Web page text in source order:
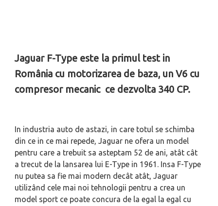
Jaguar F-Type este la primul test in
România cu motorizarea de baza, un V6 cu
compresor mecanic ce dezvolta 340 CP.
In industria auto de astazi, in care totul se schimba
din ce in ce mai repede, Jaguar ne ofera un model
pentru care a trebuit sa asteptam 52 de ani, atât cât
a trecut de la lansarea lui E-Type in 1961. Insa F-Type
nu putea sa fie mai modern decât atât, Jaguar
utilizând cele mai noi tehnologii pentru a crea un
model sport ce poate concura de la egal la egal cu